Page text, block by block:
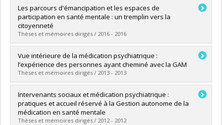
Diplômé(e) : Ruelland, Isabelle
Cycle :Doctorat
Diplôme obtenu :
Lien vers le document dans Papyrus
Les parcours d'émancipation et les espaces de
participation en santé mentale : un tremplin vers la
citoyenneté
Thèses et mémoires dirigés / 2016 - 2016
Diplômé(e) :Paquet, Louise
Cycle :Doctorat
Diplôme obtenu :Ph. D.
Lien vers le document dans Papyrus
Vue intérieure de la médication psychiatrique :
l’expérience des personnes ayant cheminé avec la GAM
Thèses et mémoires dirigés / 2013 - 2013
Diplômé(e) : Cyr, Céline
Cycle :Maîtrise
Diplôme obtenu :M. Sc.
Lien vers le document dans Papyrus
Intervenants sociaux et médication psychiatrique :
pratiques et accueil réservé à la Gestion autonome de la
médication en santé mentale
Thèses et mémoires dirigés / 2012 - 2012